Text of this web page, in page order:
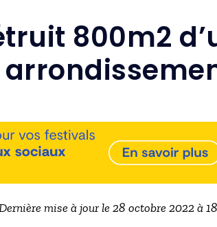
800m2
mise à jour le 28 octobre 2022 à